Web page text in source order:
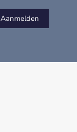
Aanmelden